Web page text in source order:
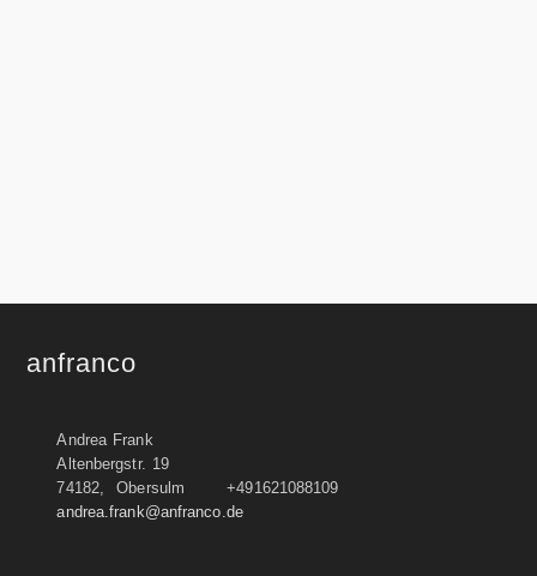
anfranco
Andrea Frank
Altenbergstr. 19
74182, Obersulm
+491621088109
andrea.frank@anfranco.de